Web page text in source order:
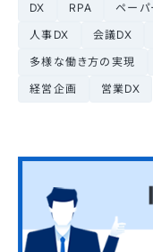
DX RPA ペーパ
人事DX
会議DX
多様な働き方の実現
経営企画
営業DX